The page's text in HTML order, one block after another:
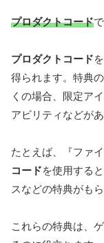
プロダクトコード
プロダクトコード
得られます。特典
くの場合、限定ア
アビリティなどがあ
たとえば、『ファ
コードを使用する
スなどの特典がもら
これらの特典は、